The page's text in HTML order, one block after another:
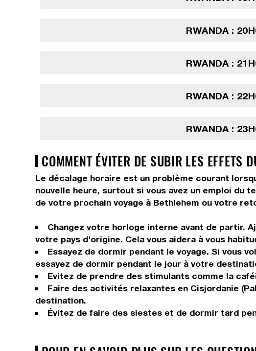
RWANDA :
RWANDA :
RWANDA :
RWANDA :
COMMENT ÉVITER DE SUBIR LES EFFETS
Le décalage horaire est un problème courant
nouvelle heure, surtout si vous avez un emploi du
de votre prochain voyage à Bethlehem ou votre
Changez votre horloge interne avant de partir.
votre pays d'origine. Cela vous aidera à vous
Essayez de dormir pendant le voyage. Si vous
essayez de dormir pendant le jour à votre
Evitez de prendre des stimulants comme la
Faire des activités relaxantes en Cisjordanie
destination.
Évitez de faire des siestes et de dormir tard